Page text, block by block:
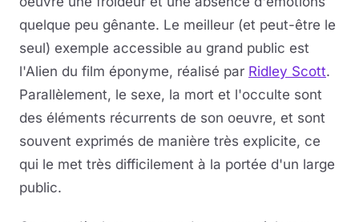
quelque peu gênante. Le meilleur (et peut-être le
seul) exemple accessible au grand public est
l'Alien du film éponyme, réalisé par Ridley Scott.
Parallèlement, le sexe, la mort et l'occulte sont
des éléments récurrents de son oeuvre, et sont
souvent exprimés de manière très explicite, ce
qui le met très difficilement à la portée d'un large
public.